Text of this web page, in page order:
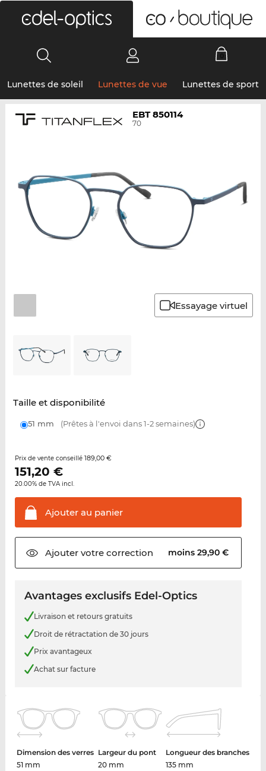
Lunettes de soleil Lunettes de vue Lunettes de sport
EBT 850114
70
Essayage virtuel
Taille et disponibilité
51 mm (Prêtes à l'envoi dans 1-2 semaines)
Prix de vente conseillé 189,00 €
151,20 €
20.00% de TVA incl.
Ajouter au panier
Ajouter votrecorrection moins 29,90 €
Avantages exclusifs Edel-Optics
Livraison et retours gratuits
Droit de rétractation de 30 jours
Prix avantageux
Achat sur facture
Dimension des verres
51 mm
Largeur du pont
20 mm
Longueur des branches
135 mm